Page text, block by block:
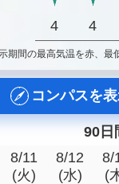
4 4
期間の最高気温を赤、最
コンパスを
90日
8/11
(火)
8/12
(水)
8/
(